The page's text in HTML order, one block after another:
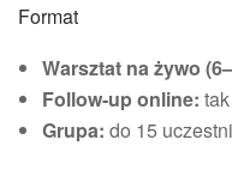
Format
Warsztat na żywo
Follow-up online: tak
Grupa: do 15